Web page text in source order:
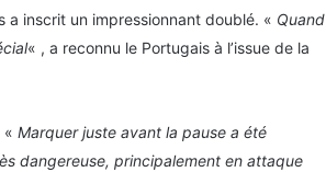
inscrit un impressionnant doublé. « Quand
« , a reconnu le Portugais à l’issue de la
« Marquer juste avant la pause a été
dangereuse, principalement en attaque